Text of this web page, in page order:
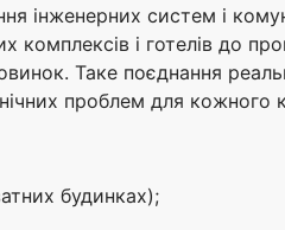
інженерних систем і
комплексів і готелів до
Таке поєднання
проблем для кожного
будинках);